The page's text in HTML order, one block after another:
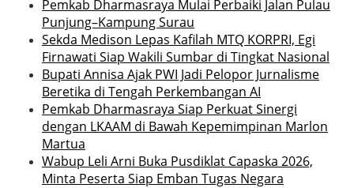
Pemkab Dharmasraya Mulai Perbaiki Jalan Pulau
Punjung–Kampung Surau
Sekda Medison Lepas Kafilah MTQ KORPRI, Egi
Firnawati Siap Wakili Sumbar di Tingkat Nasional
Bupati Annisa Ajak PWI Jadi Pelopor Jurnalisme
Beretika di Tengah Perkembangan AI
Pemkab Dharmasraya Siap Perkuat Sinergi
dengan LKAAM di Bawah Kepemimpinan Marlon
Martua
Wabup Leli Arni Buka Pusdiklat Capaska 2026,
Minta Peserta Siap Emban Tugas Negara